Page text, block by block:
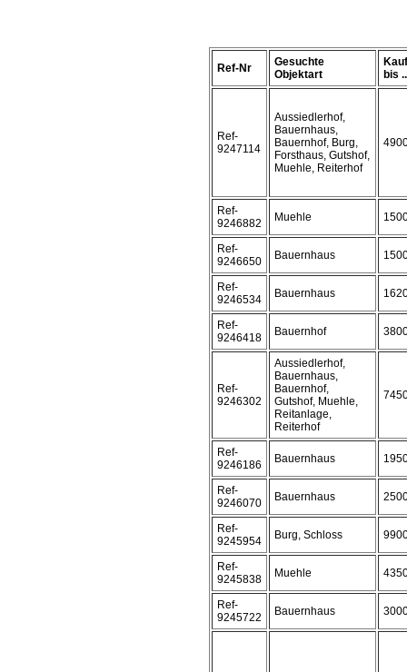
Ref-Nr
Gesuchte
Objektart
bis
Ref-
9247114
Aussiedlerhof,
Bauernhaus,
Bauernhof, Burg,
Forsthaus, Gutshof,
Muehle, Reiterhof
Ref-
9246882
Muehle
Ref-
9246650
Bauernhaus
Ref-
9246534
Bauernhaus
Ref-
9246418
Bauernhof
Ref-
9246302
Aussiedlerhof,
Bauernhaus,
Bauernhof,
Gutshof, Muehle,
Reitanlage,
Reiterhof
Ref-
9246186
Bauernhaus
Ref-
9246070
Bauernhaus
Ref-
9245954
Burg, Schloss
Ref-
9245838
Muehle
Ref-
9245722
Bauernhaus